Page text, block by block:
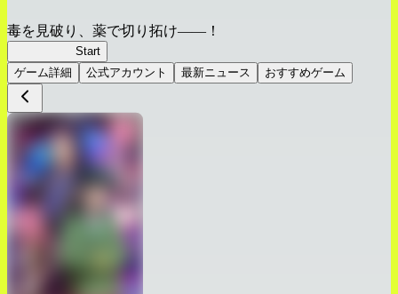
毒を見破り、薬で切り拓け――！
Start
ゲーム詳細
公式アカウント 最新ニュース おすすめゲーム